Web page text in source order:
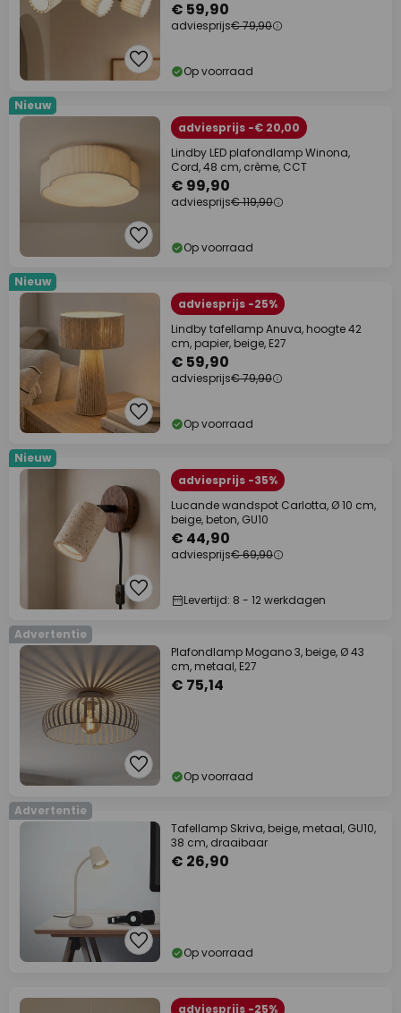
€ 59,90
adviesprijs€ 79,90
Op voorraad
Nieuw
adviesprijs -€ 20,00
Lindby LED plafondlamp Winona,
Cord, 48 cm, crème, CCT
€ 99,90
adviesprijs€ 119,90
Op voorraad
Nieuw
adviesprijs -25%
Lindby tafellamp Anuva, hoogte 42
cm, papier, beige, E27
€ 59,90
adviesprijs€ 79,90
Op voorraad
Nieuw
adviesprijs -35%
Lucande wandspot Carlotta, Ø 10 cm,
beige, beton, GU10
€ 44,90
adviesprijs€ 69,90
Levertijd: 8 - 12 werkdagen
Advertentie
Plafondlamp Mogano 3, beige, Ø 43
cm, metaal, E27
€ 75,14
Op voorraad
Advertentie
Tafellamp Skriva, beige, metaal, GU10,
38 cm, draaibaar
€ 26,90
Op voorraad
adviesprijs -25%